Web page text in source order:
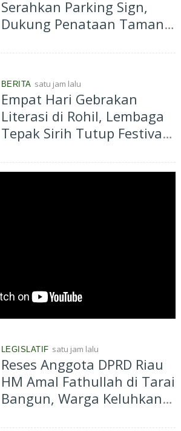
Serahkan Parking Sign,
Dukung Penataan Taman
BERITA satu jam lalu
Empat Hari Gebrakan
Literasi di Rohil, Lembaga
Tepak Sirih Tutup Festival
Anak SD
LEGISLATIF satu jam lalu
Reses Anggota DPRD Riau
HM Amal Fathullah di Tarai
Bangun, Warga Keluhkan